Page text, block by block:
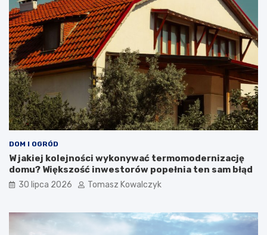
DOM I OGRÓD
W jakiej kolejności wykonywać termomodernizację
domu? Większość inwestorów popełnia ten sam błąd
30 lipca 2026 Tomasz Kowalczyk